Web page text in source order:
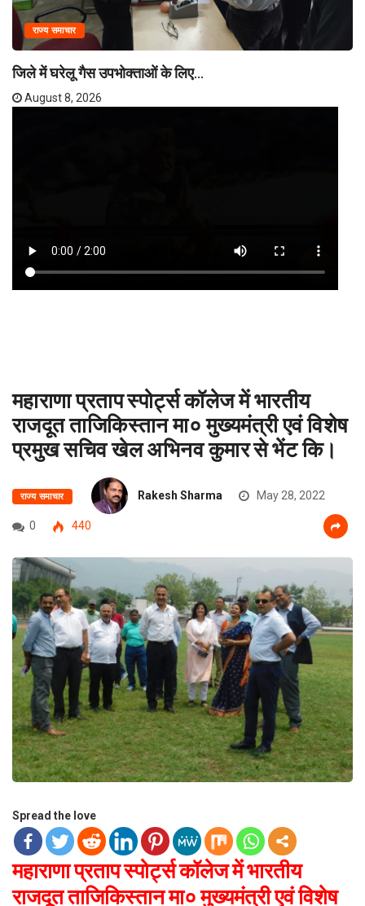
राज्य समाचार
जिले में घरेलू गैस उपभोक्ताओं के लिए...
August 8, 2026
महाराणा प्रताप स्पोर्ट्स कॉलेज में भारतीय
राजदूत ताजिकिस्तान मा० मुख्यमंत्री एवं विशेष
प्रमुख सचिव खेल अभिनव कुमार से भेंट कि।
राज्य समाचार Rakesh Sharma May 28, 2022
0 440
Spread the love
महाराणा प्रताप स्पोर्ट्स कॉलेज में भारतीय
राजदूत ताजिकिस्तान मा० मुख्यमंत्री एवं विशेष